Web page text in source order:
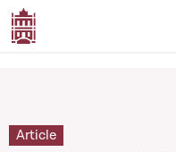
Article